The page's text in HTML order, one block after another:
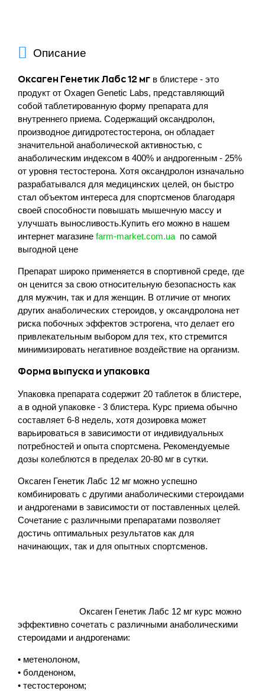
Описание
Оксаген Генетик Лабс 12 мг в блистере - это
продукт от Oxagen Genetic Labs, представляющий
собой таблетированную форму препарата для
внутреннего приема. Содержащий оксандролон,
производное дигидротестостерона, он обладает
значительной анаболической активностью, с
анаболическим индексом в 400% и андрогенным - 25%
от уровня тестостерона. Хотя оксандролон изначально
разрабатывался для медицинских целей, он быстро
стал объектом интереса для спортсменов благодаря
своей способности повышать мышечную массу и
улучшать выносливость.Купить его можно в нашем
интернет магазине farm-market.com.ua по самой
выгодной цене
Препарат широко применяется в спортивной среде, где
он ценится за свою относительную безопасность как
для мужчин, так и для женщин. В отличие от многих
других анаболических стероидов, у оксандролона нет
риска побочных эффектов эстрогена, что делает его
привлекательным выбором для тех, кто стремится
минимизировать негативное воздействие на организм.
Форма выпуска и упаковка
Упаковка препарата содержит 20 таблеток в блистере,
а в одной упаковке - 3 блистера. Курс приема обычно
составляет 6-8 недель, хотя дозировка может
варьироваться в зависимости от индивидуальных
потребностей и опыта спортсмена. Рекомендуемые
дозы колеблются в пределах 20-80 мг в сутки.
Оксаген Генетик Лабс 12 мг можно успешно
комбинировать с другими анаболическими стероидами
и андрогенами в зависимости от поставленных целей.
Сочетание с различными препаратами позволяет
достичь оптимальных результатов как для
начинающих, так и для опытных спортсменов.
Оксаген Генетик Лабс 12 мг курс можно
эффективно сочетать с различными анаболическими
стероидами и андрогенами:
• метенолоном,
• болденоном,
• тестостероном;